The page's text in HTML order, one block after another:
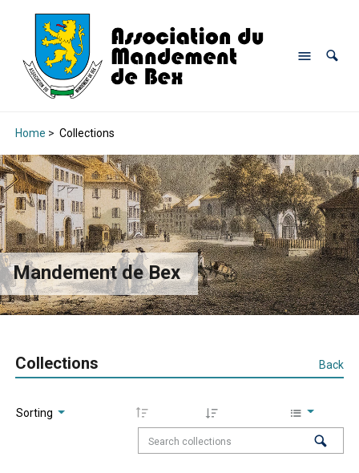
Home > Collections
Mandement de Bex
Collections Back
Sorting